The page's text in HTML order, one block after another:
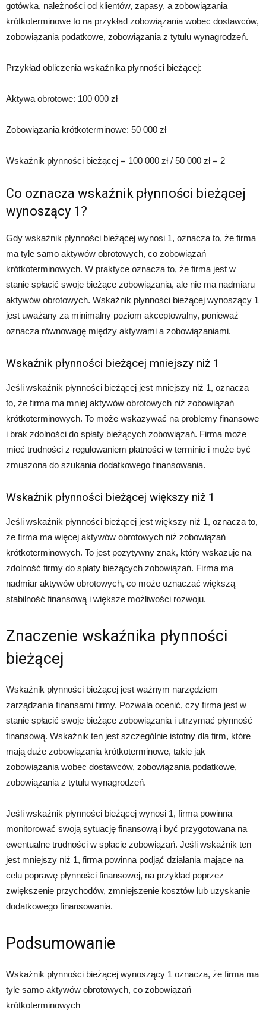
gotówka, należności od klientów, zapasy, a zobowiązania
krótkoterminowe to na przykład zobowiązania wobec dostawców,
zobowiązania podatkowe, zobowiązania z tytułu wynagrodzeń.
Przykład obliczenia wskaźnika płynności bieżącej:
Aktywa obrotowe: 100 000 zł
Zobowiązania krótkoterminowe: 50 000 zł
Wskaźnik płynności bieżącej = 100 000 zł / 50 000 zł = 2
Co oznacza wskaźnik płynności bieżącej
wynoszący 1?
Gdy wskaźnik płynności bieżącej wynosi 1, oznacza to, że firma
ma tyle samo aktywów obrotowych, co zobowiązań
krótkoterminowych. W praktyce oznacza to, że firma jest w
stanie spłacić swoje bieżące zobowiązania, ale nie ma nadmiaru
aktywów obrotowych. Wskaźnik płynności bieżącej wynoszący 1
jest uważany za minimalny poziom akceptowalny, ponieważ
oznacza równowagę między aktywami a zobowiązaniami.
Wskaźnik płynności bieżącej mniejszy niż 1
Jeśli wskaźnik płynności bieżącej jest mniejszy niż 1, oznacza
to, że firma ma mniej aktywów obrotowych niż zobowiązań
krótkoterminowych. To może wskazywać na problemy finansowe
i brak zdolności do spłaty bieżących zobowiązań. Firma może
mieć trudności z regulowaniem płatności w terminie i może być
zmuszona do szukania dodatkowego finansowania.
Wskaźnik płynności bieżącej większy niż 1
Jeśli wskaźnik płynności bieżącej jest większy niż 1, oznacza to,
że firma ma więcej aktywów obrotowych niż zobowiązań
krótkoterminowych. To jest pozytywny znak, który wskazuje na
zdolność firmy do spłaty bieżących zobowiązań. Firma ma
nadmiar aktywów obrotowych, co może oznaczać większą
stabilność finansową i większe możliwości rozwoju.
Znaczenie wskaźnika płynności
bieżącej
Wskaźnik płynności bieżącej jest ważnym narzędziem
zarządzania finansami firmy. Pozwala ocenić, czy firma jest w
stanie spłacić swoje bieżące zobowiązania i utrzymać płynność
finansową. Wskaźnik ten jest szczególnie istotny dla firm, które
mają duże zobowiązania krótkoterminowe, takie jak
zobowiązania wobec dostawców, zobowiązania podatkowe,
zobowiązania z tytułu wynagrodzeń.
Jeśli wskaźnik płynności bieżącej wynosi 1, firma powinna
monitorować swoją sytuację finansową i być przygotowana na
ewentualne trudności w spłacie zobowiązań. Jeśli wskaźnik ten
jest mniejszy niż 1, firma powinna podjąć działania mające na
celu poprawę płynności finansowej, na przykład poprzez
zwiększenie przychodów, zmniejszenie kosztów lub uzyskanie
dodatkowego finansowania.
Podsumowanie
Wskaźnik płynności bieżącej wynoszący 1 oznacza, że firma ma
tyle samo aktywów obrotowych, co zobowiązań
krótkoterminowych